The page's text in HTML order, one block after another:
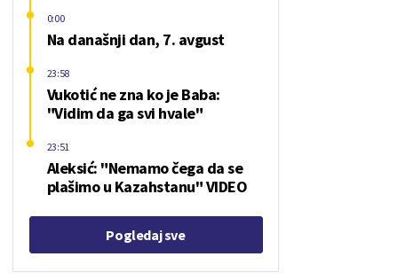
Na današnji dan, 7. avgust
0:00
Vukotić ne zna ko je Baba:
"Vidim da ga svi hvale"
23:58
Aleksić: "Nemamo čega da se
plašimo u Kazahstanu" VIDEO
23:51
Pogledaj sve